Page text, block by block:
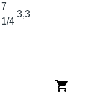
7
1/4
3,3